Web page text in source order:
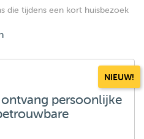
die tijdens een kort huisbezoek
NIEUW!
persoonlijke